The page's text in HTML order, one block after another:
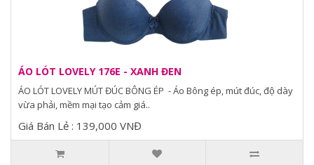
ÁO LÓT LOVELY 176E - XANH ĐEN
ÁO LÓT LOVELY MÚT ĐÚC BÔNG ÉP - Áo Bông ép, mút đúc, độ dày
vừa phải, mềm mại tạo cảm giá..
Giá Bán Lẻ : 139,000 VNĐ